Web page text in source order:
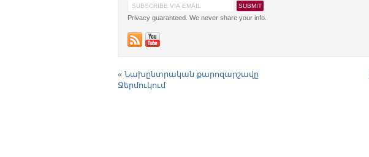
Privacy guaranteed. We never share your info.
« Նախընտրական քարոզարշավը
Ջերմուկում